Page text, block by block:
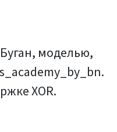
моделью,
XOR.